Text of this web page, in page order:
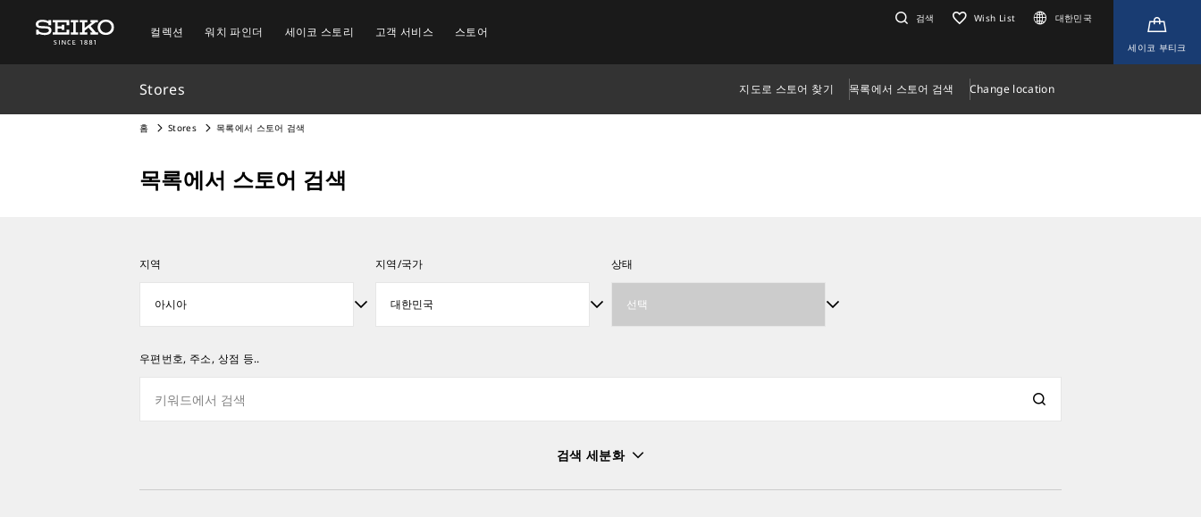
컬렉션 워치 파인더 세이코 스토리 고객 서비스 스토어
검색 Wish List 대한민국
세이코 부티크
Stores 지도로 스토어 찾기 목록에서 스토어 검색 Change location
홈 Stores 목록에서 스토어 검색
목록에서 스토어 검색
지역 지역/국가 상태
우편번호, 주소, 상점 등..
검색 세분화